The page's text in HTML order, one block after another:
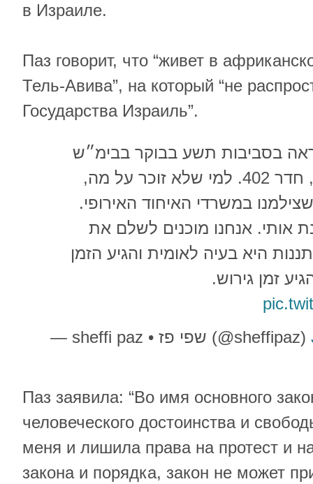
в Израиле.
Паз говорит, что “живет в
Тель-Авива”, на который “не
Государства Израиль”.
בסביבות תשע בבוקר בבימ״ש
השלום בוייצמן 1 ת״א, חדר 402. למי שלא זוכר על מה,
במשרדי האיחוד האירופי.
אותי. אנחנו מוכנים לשלם את
היא בעיה לאומית והגיע הזמן
זמן גירוש.
— sheffi paz • שפי פז (@sheffipaz)
Паз заявила: “Во имя основного
человеческого достоинства и
меня и лишила права на протест и
закона и порядка, закон не может